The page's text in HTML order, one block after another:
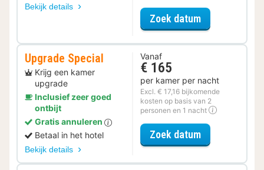
Bekijk details
Zoek datumvoor Zomer
Upgrade Special
Krijg een kamer
upgrade
Inclusief zeer goed
ontbijt
Gratis annuleren
Betaal in het hotel
Bekijk details
Vanaf
€ 165
per kamer per nacht
Excl. € 17,16 bijkomende
kosten op basis van 2
personen en 1 nacht
Zoek datumvoor Upgrade